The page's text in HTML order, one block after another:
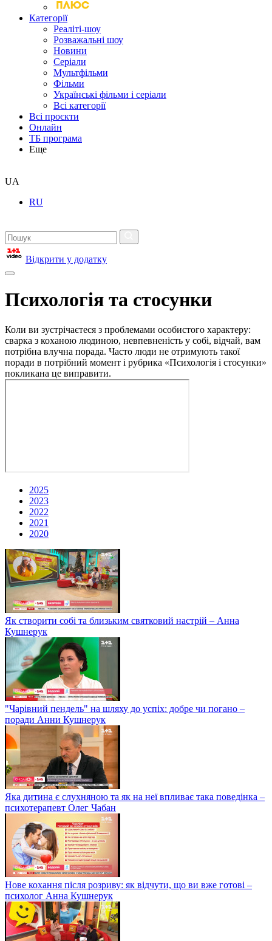
Категорії
Реаліті-шоу
Розважальні шоу
Новини
Серіали
Мультфільми
Фільми
Українські фільми і серіали
Всі категорії
Всі проєкти
Онлайн
ТБ програма
Еще
UA
RU
Відкрити у додатку
Психологія та стосунки
Коли ви зустрічаєтеся з проблемами особистого характеру:
сварка з коханою людиною, невпевненість у собі, відчай, вам
потрібна влучна порада. Часто люди не отримують такої
поради в потрібний момент і рубрика «Психологія і стосунки»
покликана це виправити.
2025
2023
2022
2021
2020
Як створити собі та близьким святковий настрій – Анна
Кушнерук
"Чарівний пендель" на шляху до успіх: добре чи погано –
поради Анни Кушнерук
Яка дитина є слухняною та як на неї впливає така поведінка –
психотерапевт Олег Чабан
Нове кохання після розриву: як відчути, що ви вже готові –
психолог Анна Кушнерук